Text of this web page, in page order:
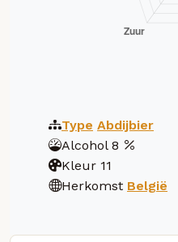
Type Abdijbier
Alcohol 8
Kleur 11
Herkomst België